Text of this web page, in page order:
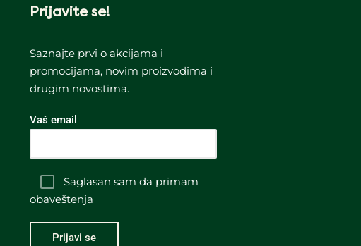
Prijavite se!
Saznajte prvi o akcijama i
promocijama, novim proizvodima i
drugim novostima.
Vaš email
Saglasan sam da primam
obaveštenja